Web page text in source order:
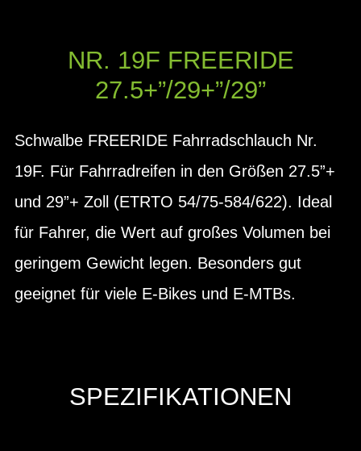
NR. 19F FREERIDE
27.5+”/29+”/29”
Schwalbe FREERIDE Fahrradschlauch Nr.
19F. Für Fahrradreifen in den Größen 27.5”+
und 29”+ Zoll (ETRTO 54/75-584/622). Ideal
für Fahrer, die Wert auf großes Volumen bei
geringem Gewicht legen. Besonders gut
geeignet für viele E-Bikes und E-MTBs.
SPEZIFIKATIONEN